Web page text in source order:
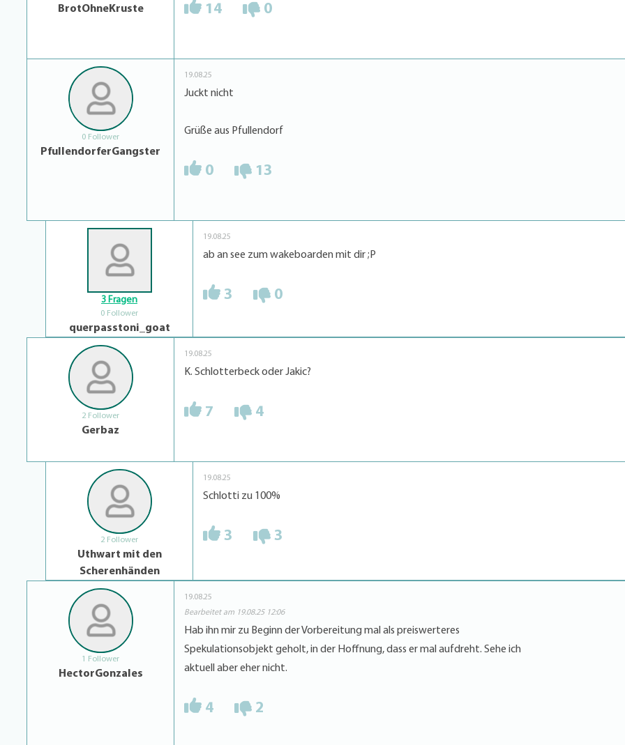
BrotOhneKruste 14 0
0 Follower
PfullendorferGangster
19.08.25
Juckt nicht
Grüße aus Pfullendorf
0 13
3 Fragen
0 Follower
querpasstoni_goat
19.08.25
ab an see zum wakeboarden mit dir ;P
3 0
2 Follower
Gerbaz
19.08.25
K. Schlotterbeck oder Jakic?
7 4
2 Follower
Uthwart mit den
Scherenhänden
19.08.25
Schlotti zu 100%
3 3
1 Follower
HectorGonzales
19.08.25
Bearbeitet am 19.08.25 12:06
Hab ihn mir zu Beginn der Vorbereitung mal als preiswerteres
Spekulationsobjekt geholt, in der Hoffnung, dass er mal aufdreht. Sehe ich
aktuell aber eher nicht.
4 2